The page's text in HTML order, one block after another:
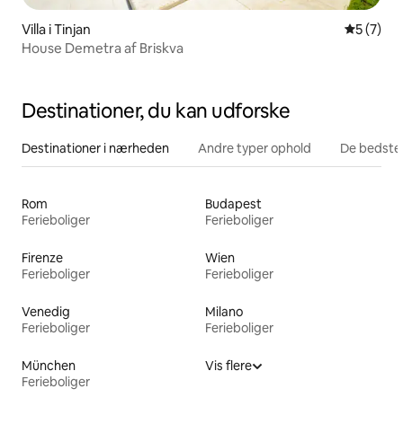
Villa i Tinjan 5 ud af 5
5 (7)
House Demetra af Briskva
Destinationer, du kan udforske
Destinationer i nærheden Andre typer ophold De
Rom
Ferieboliger
Budapest
Ferieboliger
Firenze
Ferieboliger
Wien
Ferieboliger
Venedig
Ferieboliger
Milano
Ferieboliger
München
Ferieboliger
Vis flere